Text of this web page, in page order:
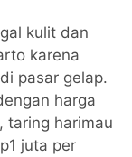
kulit dan
karena
pasar gelap.
harga
taring harimau
juta per